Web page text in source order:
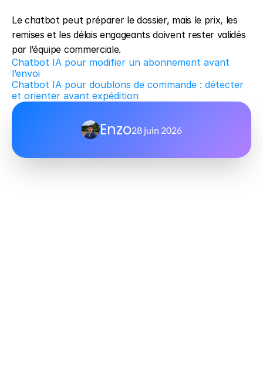
Le chatbot peut préparer le dossier, mais le prix, les
remises et les délais engageants doivent rester validés
par l’équipe commerciale.
Chatbot IA pour modifier un abonnement avant
l’envoi
Chatbot IA pour doublons de commande : détecter
et orienter avant expédition
Enzo28 juin 2026